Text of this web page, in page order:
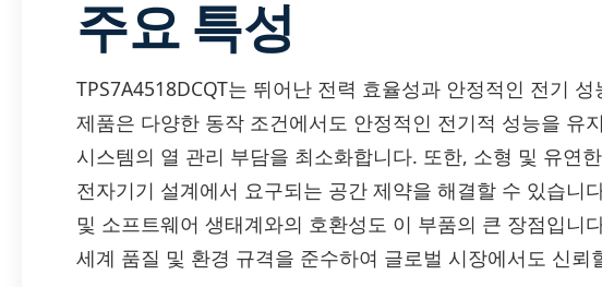
주요 특성
TPS7A4518DCQT는 뛰어난 전력 효율성과 안정적인 전기
제품은 다양한 동작 조건에서도 안정적인 전기적 성능을 유
시스템의 열 관리 부담을 최소화합니다. 또한, 소형 및 유연
전자기기 설계에서 요구되는 공간 제약을 해결할 수 있습니
및 소프트웨어 생태계와의 호환성도 이 부품의 큰 장점입니
세계 품질 및 환경 규격을 준수하여 글로벌 시장에서도 신뢰